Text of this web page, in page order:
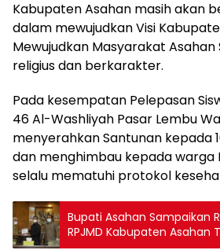
Kabupaten Asahan masih akan
dalam mewujudkan Visi
Mewujudkan Masyarakat
religius dan berkarakter.
Pada kesempatan Pelepasan
46 Al-Washliyah Pasar Lembu
menyerahkan Santunan kepada
dan menghimbau kepada warga
selalu mematuhi protokol
Bupati Asahan Sampaikan
RPJMD Kabupaten Asahan